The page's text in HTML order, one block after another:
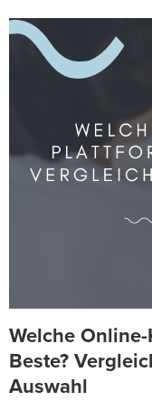
Welche
Beste?
Auswahl